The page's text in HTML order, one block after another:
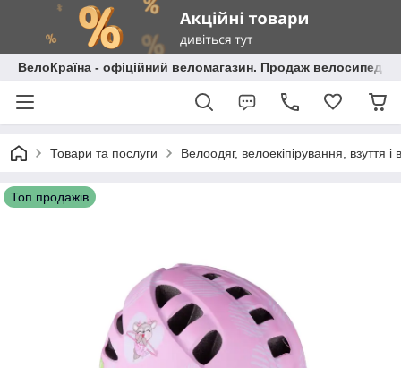
ВелоКраїна - офіційний веломагазин. Продаж велосипедів
Товари та послуги Велоодяг, велоекіпірування, взуття і
Топ продажів